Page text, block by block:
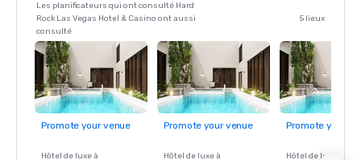
Les planificateurs qui ont consulté Hard
Rock Las Vegas Hotel & Casino ont aussi
consulté
5 lieux
Promote your venue
Hôtel de luxe à
Promote your venue
Hôtel de luxe à
Promote your
Hôtel de luxe à